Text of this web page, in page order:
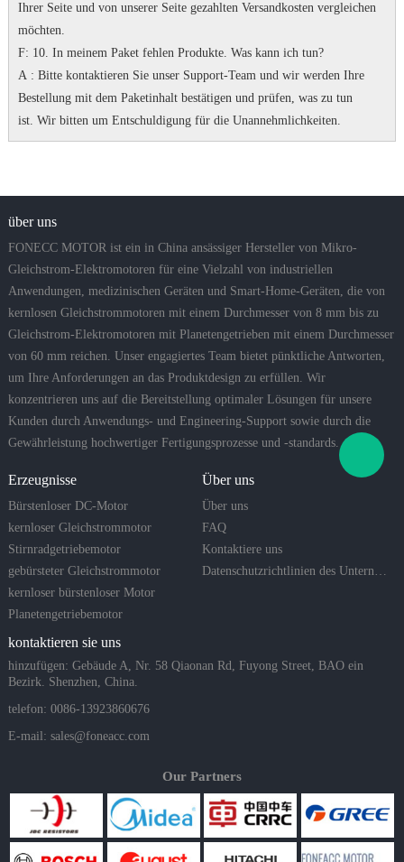
Ihrer Seite und von unserer Seite gezahlten Versandkosten vergleichen
möchten.
F: 10. In meinem Paket fehlen Produkte. Was kann ich tun?
A: Bitte kontaktieren Sie unser Support-Team und wir werden Ihre
Bestellung mit dem Paketinhalt bestätigen und prüfen, was zu tun
ist. Wir bitten um Entschuldigung für die Unannehmlichkeiten.
über uns
FONECC MOTOR ist ein in China ansässiger Hersteller von Mikro-
Gleichstrom-Elektromotoren für eine Vielzahl von industriellen
Anwendungen, medizinischen Geräten und Smart-Home-Geräten, die von
kernlosen Gleichstrommotoren mit einem Durchmesser von 8 mm bis zu
Gleichstrom-Elektromotoren mit Planetengetrieben mit einem Durchmesser
von 60 mm reichen. Unser engagiertes Team bietet pünktliche Antworten,
um Ihre Anforderungen an das Produktdesign zu erfüllen. Wir
konzentrieren uns auf die Bereitstellung optimaler Lösungen für unsere
Kunden durch Anwendungs- und Engineering-Support sowie durch die
Gewährleistung hochwertiger Fertigungsprozesse und -standards.
Erzeugnisse
Bürstenloser DC-Motor
kernloser Gleichstrommotor
Stirnradgetriebemotor
gebürsteter Gleichstrommotor
kernloser bürstenloser Motor
Planetengetriebemotor
Über uns
Über uns
FAQ
Kontaktiere uns
Datenschutzrichtlinien des Unternehmens
kontaktieren sie uns
hinzufügen: Gebäude A, Nr. 58 Qiaonan Rd, Fuyong Street, BAO ein
Bezirk. Shenzhen, China.
telefon: 0086-13923860676
E-mail: sales@foneacc.com
Our Partners